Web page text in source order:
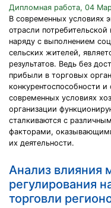
Дипломная работа, 04
В современных условиях
отрасли
наряду с выполнением
сельских жителей,
результатов. Ведь без
прибыли в торговых
конкурентоспособности
современных условиях
организации
сталкиваются с
факторами,
их деятельности.
Анализ влияния
регулирования
торговли